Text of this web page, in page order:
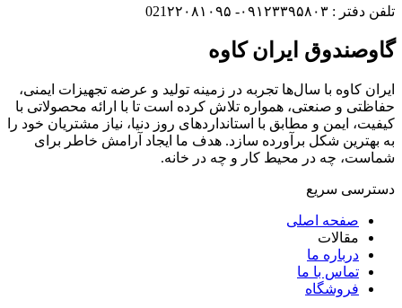
تلفن دفتر : ۰۹۱۲۳۳۹۵۸۰۳- 021۲۲۰۸۱۰۹۵
گاوصندوق ایران کاوه
ایران کاوه با سال‌ها تجربه در زمینه تولید و عرضه تجهیزات ایمنی،
حفاظتی و صنعتی، همواره تلاش کرده است تا با ارائه محصولاتی با
کیفیت، ایمن و مطابق با استانداردهای روز دنیا، نیاز مشتریان خود را
به بهترین شکل برآورده سازد. هدف ما ایجاد آرامش خاطر برای
شماست، چه در محیط کار و چه در خانه.
دسترسی سریع
صفحه اصلی
مقالات
درباره ما
تماس با ما
فروشگاه